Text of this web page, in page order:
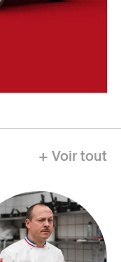
+ Voir tout